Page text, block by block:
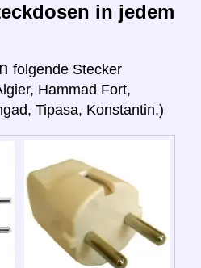
in jedem
folgende Stecker
Hammad Fort,
Tipasa, Konstantin.)